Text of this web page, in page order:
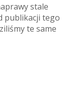
stale
publikacji tego
te same